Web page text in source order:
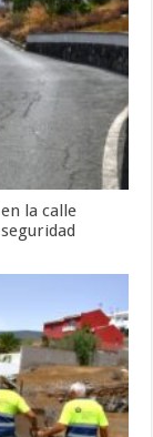
la calle